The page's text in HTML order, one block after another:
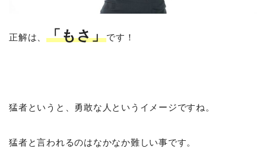
正解は、「もさ」です！
猛者というと、勇敢な人というイメージですね。
猛者と言われるのはなかなか難しい事です。